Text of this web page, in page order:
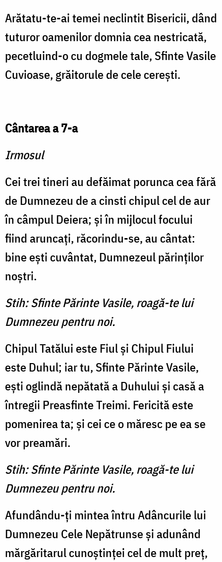
Arătatu-te-ai temei neclintit Bisericii, dând
tuturor oamenilor domnia cea nestricată,
pecetluind-o cu dogmele tale, Sfinte Vasile
Cuvioase, grăitorule de cele cereşti.
Cântarea a 7-a
Irmosul
Cei trei tineri au defăimat porunca cea fără
de Dumnezeu de a cinsti chipul cel de aur
în câmpul Deiera; şi în mijlocul focului
fiind aruncaţi, răcorindu-se, au cântat:
bine eşti cuvântat, Dumnezeul părinţilor
noştri.
Stih: Sfinte Părinte Vasile, roagă-te lui
Dumnezeu pentru noi.
Chipul Tatălui este Fiul şi Chipul Fiului
este Duhul; iar tu, Sfinte Părinte Vasile,
eşti oglindă nepătată a Duhului şi casă a
întregii Preasfinte Treimi. Fericită este
pomenirea ta; şi cei ce o măresc pe ea se
vor preamări.
Stih: Sfinte Părinte Vasile, roagă-te lui
Dumnezeu pentru noi.
Afundându-ţi mintea întru Adâncurile lui
Dumnezeu Cele Nepătrunse şi adunând
mărgăritarul cunoştinţei cel de mult preţ,